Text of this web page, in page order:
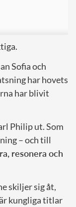
Sofia och
har hovets
har blivit
Philip ut. Som
– och till
resonera och
skiljer sig åt,
kungliga titlar